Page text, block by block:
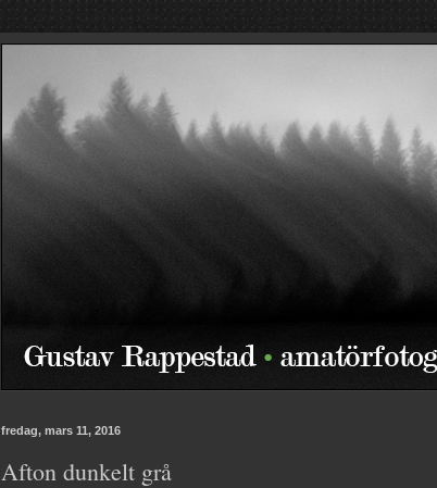
fredag, mars 11, 2016
Afton dunkelt grå